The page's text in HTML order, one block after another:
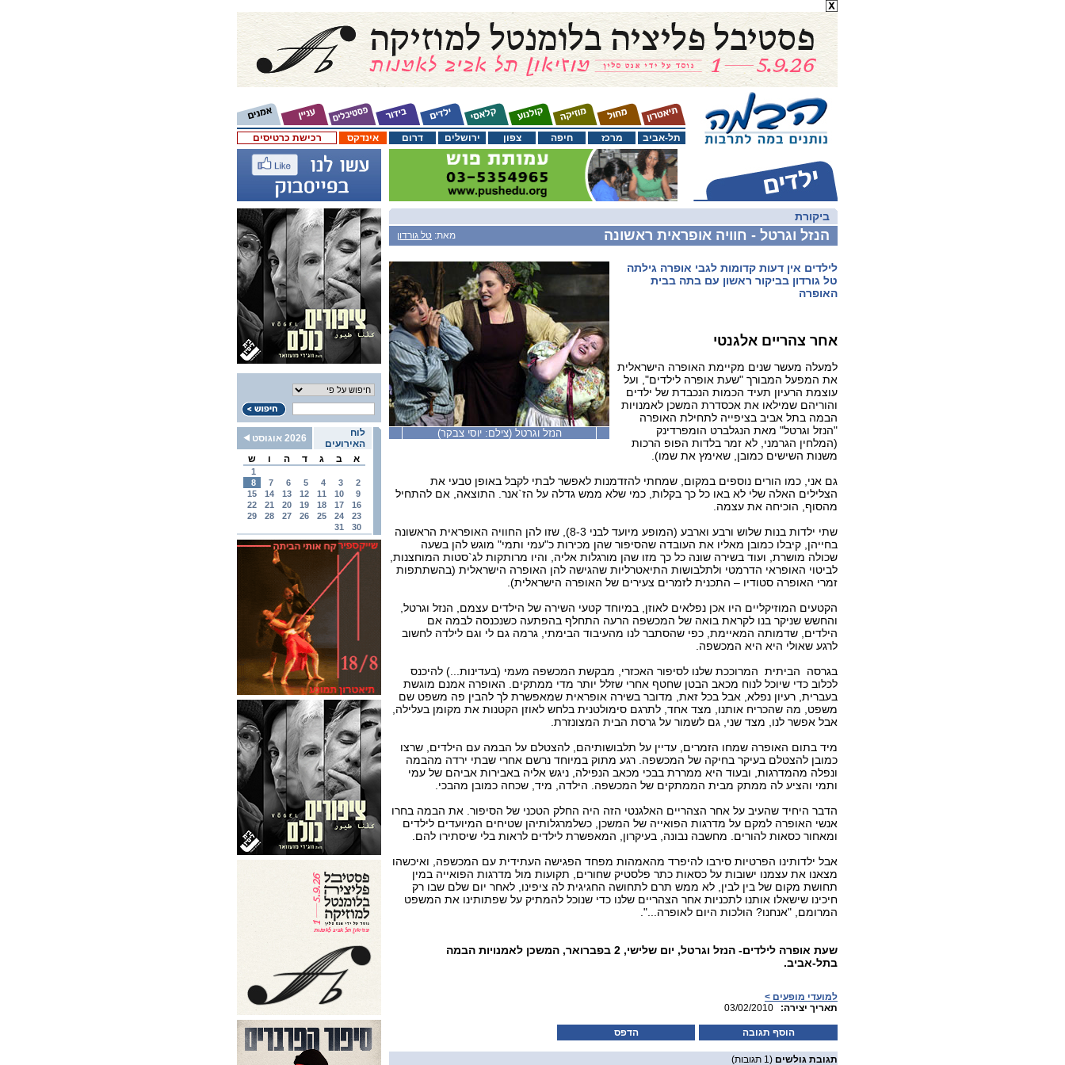
רכישת כרטיסים אינדקס דרום ירושלים צפון חיפה מרכז תל-אביב
לוח
האירועים
2026 אוגוסט
א
ב ג ד ה ו ש
1
2
3
4
5
6
7
8
9
10
11
12
13
14
15
16
17
18
19
20
21
22
23
24
25
26
27
28
29
30
31
ביקורת
מאת: טל גורדון הנזל וגרטל - חוויה אופראית ראשונה
הנזל וגרטל (צילם: יוסי צבקר)
לילדים אין דעות קדומות לגבי אופרה גילתה
טל גורדון בביקור ראשון עם בתה בבית
האופרה
אחר צהריים אלגנטי
למעלה מעשר שנים מקיימת האופרה הישראלית
את המפעל המבורך "שעת אופרה לילדים", ועל
עוצמת הרעיון תעיד הכמות הנכבדת של ילדים
והוריהם שמילאו את אכסדרת המשכן לאמנויות
הבמה בתל אביב בציפייה לתחילת האופרה
"הנזל וגרטל" מאת הנגלברט הומפרדינק
(המלחין הגרמני, לא זמר בלדות הפופ הרכות
משנות השישים כמובן, שאימץ את שמו).
גם אני, כמו הורים נוספים במקום, שמחתי להזדמנות לאפשר לבתי לקבל באופן טבעי את
הצלילים האלה שלי לא באו כל כך בקלות, כמי שלא ממש גדלה על הז`אנר. התוצאה, אם להתחיל
מהסוף, הוכיחה את עצמה.
שתי ילדות בנות שלוש ורבע וארבע (המופע מיועד לבני 8-3), שזו להן החוויה האופראית הראשונה
בחייהן, קיבלו כמובן מאליו את העובדה שהסיפור שהן מכירות כ"עמי ותמי" מוגש להן בשעה
שכולה מושרת, ועוד בשירה שונה כל כך מזו שהן מורגלות אליה, והיו מרותקות לג`סטות המוחצנות,
לביטוי האופראי הדרמטי ולתלבושות התיאטרליות שהגישה להן האופרה הישראלית (בהשתתפות
זמרי האופרה סטודיו – התכנית לזמרים צעירים של האופרה הישראלית).
הקטעים המוזיקליים היו אכן נפלאים לאוזן, במיוחד קטעי השירה של הילדים עצמם, הנזל וגרטל,
והחשש שניקר בנו לקראת בואה של המכשפה הרעה התחלף בהפתעה כשנכנסה לבמה אם
הילדים, שדמותה המאיימת, כפי שהסתבר לנו מהעיבוד הבימתי, גרמה גם לי וגם לילדה לחשוב
לרגע שאולי היא היא המכשפה.
בגרסה הביתית המרוככת שלנו לסיפור האכזרי, מבקשת המכשפה מעמי (בעדינות...) להיכנס
לכלוב כדי שיוכל לנוח מכאב הבטן שחטף אחרי שזלל יותר מדי ממתקים. האופרה אמנם מוגשת
בעברית, רעיון נפלא, אבל בכל זאת, מדובר בשירה אופראית שמאפשרת לך להבין פה משפט שם
משפט, מה שהכריח אותנו, מצד אחד, לתרגם סימולטנית בלחש לאוזן הקטנות את מקומן בעלילה,
אבל אפשר לנו, מצד שני, גם לשמור על גרסת הבית המצונזרת.
מיד בתום האופרה שמחו הזמרים, עדיין על תלבושותיהם, להצטלם על הבמה עם הילדים, שרצו
כמובן להצטלם בעיקר בחיקה של המכשפה. רגע מתוק במיוחד נרשם אחרי שבתי ירדה מהבמה
ונפלה מהמדרגות, ובעוד היא ממררת בבכי מכאב הנפילה, ניגש אליה באבירות אביהם של עמי
ותמי והציע לה ממתק מבית הממתקים של המכשפה. הילדה, מיד, שכחה כמובן מהבכי.
הדבר היחיד שהעיב על אחר הצהריים האלגנטי הזה היה החלק הטכני של הסיפור. את הבמה בחרו
אנשי האופרה למקם על מדרגות הפואייה של המשכן, כשלמרגלותיהן שטיחים המיועדים לילדים
ומאחור כסאות להורים. מחשבה נבונה, בעיקרון, המאפשרת לילדים לראות בלי שיסתירו להם.
אבל ילדותינו הפרטיות סירבו להיפרד מהאמהות מפחד הפגישה העתידית עם המכשפה, ואיכשהו
מצאנו את עצמנו ישובות על כסאות כתר פלסטיק שחורים, תקועות מול מדרגות הפואייה במין
תחושת מקום של בין לבין, לא ממש תרם לתחושה החגיגית לה ציפינו, לאחר יום שלם שבו רק
חיכינו שישאלו אותנו לתכניות אחר הצהריים שלנו כדי שנוכל להמתיק על שפתותינו את המשפט
המרומם, "אנחנו? הולכות היום לאופרה...".
שעת אופרה לילדים- הנזל וגרטל, יום שלישי, 2 בפברואר, המשכן לאמנויות הבמה
בתל-אביב.
למועדי מופעים >
03/02/2010
:תאריך יצירה
הדפס הוסף תגובה
תגובת גולשים (1 תגובות)